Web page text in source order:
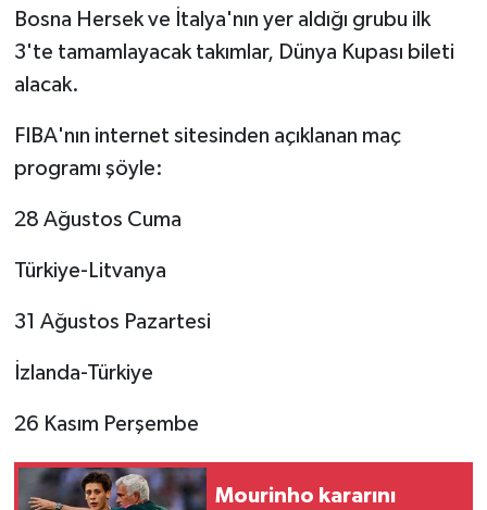
Bosna Hersek ve İtalya'nın yer aldığı grubu ilk
3'te tamamlayacak takımlar, Dünya Kupası bileti
alacak.
FIBA'nın internet sitesinden açıklanan maç
programı şöyle:
28 Ağustos Cuma
Türkiye-Litvanya
31 Ağustos Pazartesi
İzlanda-Türkiye
26 Kasım Perşembe
Mourinho kararını